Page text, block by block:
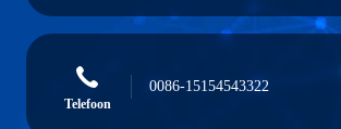
Telefoon
0086-15154543322